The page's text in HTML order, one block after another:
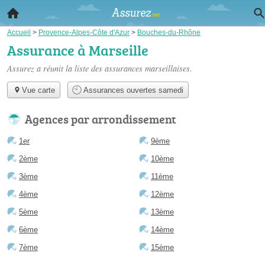
Accueil > Provence-Alpes-Côte d'Azur > Bouches-du-Rhône
Assurance à Marseille
Assurez a réunit la liste des assurances marseillaises.
Vue carte Assurances ouvertes samedi
Agences par arrondissement
1er
2ème
3ème
4ème
5ème
6ème
7ème
9ème
10ème
11ème
12ème
13ème
14ème
15ème